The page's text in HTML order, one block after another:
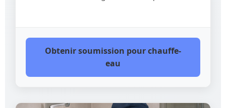
Obtenir soumission pour chauffe-
eau